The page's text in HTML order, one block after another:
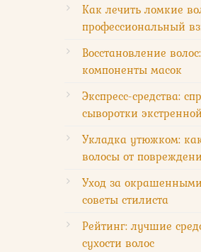
Как лечить ломкие
профессиональный
Восстановление
компоненты масок
Экспресс-средства:
сыворотки
Укладка утюжком:
волосы от
Уход за
советы стилиста
Рейтинг: лучшие
сухости волос